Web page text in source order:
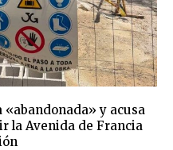
y acusa
la Avenida de Francia